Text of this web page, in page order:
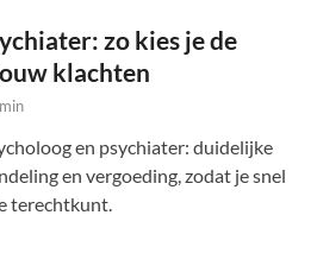
zo kies je de
klachten
en psychiater: duidelijke
en vergoeding, zodat je snel
terechtkunt.